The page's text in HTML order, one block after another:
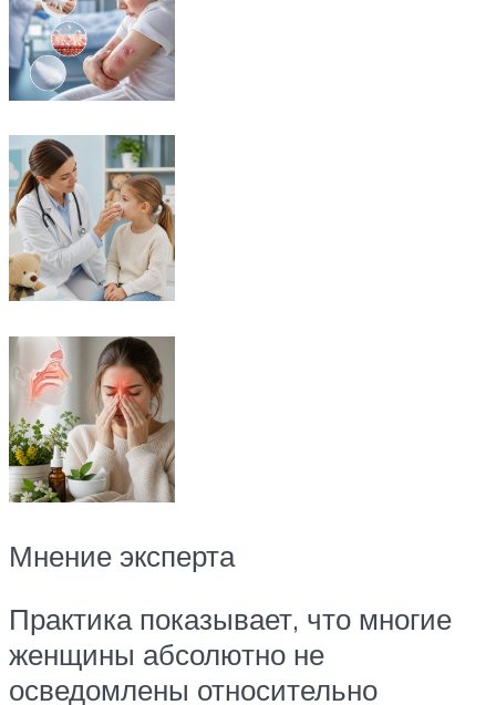
Мнение эксперта
Практика показывает, что многие
женщины абсолютно не
осведомлены относительно